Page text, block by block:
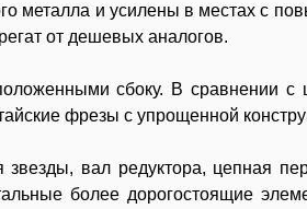
металла и усилены в местах с
от дешевых аналогов.
сбоку. В сравнении
фрезы с упрощенной
вал редуктора, цепная
более дорогостоящие